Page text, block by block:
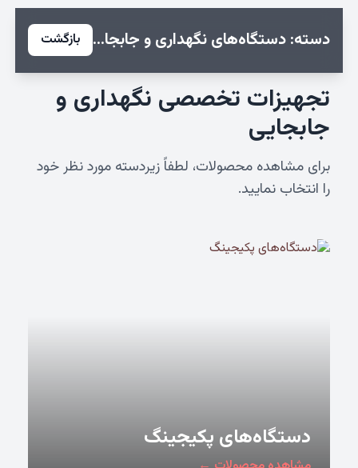
دسته: دستگاه‌های نگهداری و جابجایی بازگشت
تجهیزات تخصصی نگهداری و
جابجایی
برای مشاهده محصولات، لطفاً زیردسته مورد نظر خود
را انتخاب نمایید.
دستگاه‌های پکیجینگ